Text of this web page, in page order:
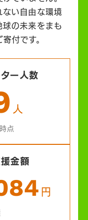
ない自由な環境
の未来をまも
付です。
ー人数
人
点
金額
円